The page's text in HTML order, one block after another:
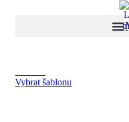
Vybrat šablonu